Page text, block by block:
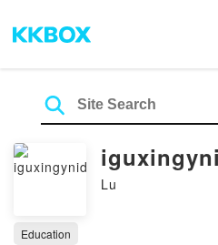
Lu
Education